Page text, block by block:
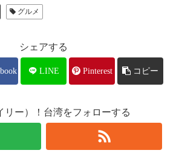
グルメ
シェアする
LINE Pinterest コピー
リー）！台湾をフォローする